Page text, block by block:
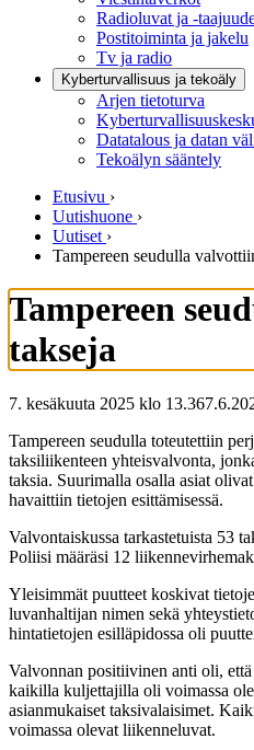
Radioluvat ja -
Postitoiminta ja jakelu
Tv ja radio
Kyberturvallisuus ja tekoäly
Arjen tietoturva
Datatalous ja datan
Tekoälyn sääntely
Etusivu ›
Uutishuone ›
Uutiset ›
Tampereen seudulla
Tampereen
takseja
7. kesäkuuta 2025 klo 13.36
Tampereen seudulla toteutettiin
taksiliikenteen yhteisvalvonta,
taksia. Suurimalla osalla asiat
havaittiin tietojen esittämisessä.
Valvontaiskussa tarkastetuista 53
Poliisi määräsi 12
Yleisimmät puutteet koskivat
luvanhaltijan nimen sekä
hintatietojen esilläpidossa oli
Valvonnan positiivinen anti oli,
kaikilla kuljettajilla oli voimassa
asianmukaiset taksivalaisimet.
voimassa olevat liikenneluvat.